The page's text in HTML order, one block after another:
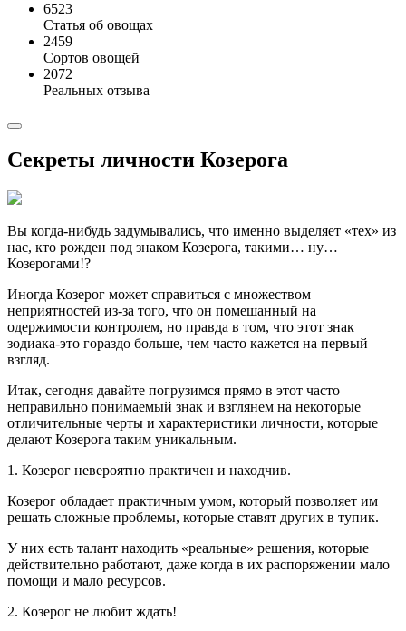
6523
Статья об овощах
2459
Сортов овощей
2072
Реальных отзыва
Секреты личности Козерога
Вы когда-нибудь задумывались, что именно выделяет «тех» из
нас, кто рожден под знаком Козерога, такими… ну…
Козерогами!?
Иногда Козерог может справиться с множеством
неприятностей из-за того, что он помешанный на
одержимости контролем, но правда в том, что этот знак
зодиака-это гораздо больше, чем часто кажется на первый
взгляд.
Итак, сегодня давайте погрузимся прямо в этот часто
неправильно понимаемый знак и взглянем на некоторые
отличительные черты и характеристики личности, которые
делают Козерога таким уникальным.
1. Козерог невероятно практичен и находчив.
Козерог обладает практичным умом, который позволяет им
решать сложные проблемы, которые ставят других в тупик.
У них есть талант находить «реальные» решения, которые
действительно работают, даже когда в их распоряжении мало
помощи и мало ресурсов.
2. Козерог не любит ждать!